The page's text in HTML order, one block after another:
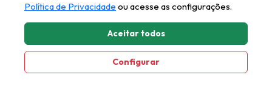
Política de Privacidade ou acesse as configurações.
Aceitar todos
Configurar